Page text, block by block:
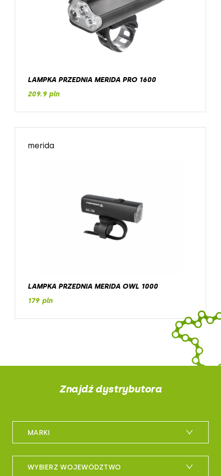
LAMPKA PRZEDNIA MERIDA PRO 1600
209.9 pln
merida
LAMPKA PRZEDNIA MERIDA OWL 1000
179 pln
Znajdź dystrybutora
MARKI
m_bike
WYBIERZ WOJEWÓDZTWO